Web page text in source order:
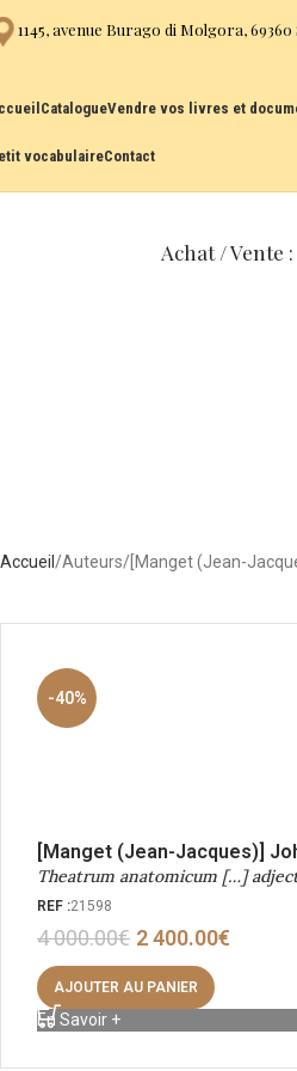
1145, avenue Burago di Molgora,
CatalogueVendre vos livres et
vocabulaireContact
Achat / Vente
Accueil Auteurs [Manget (Jean-
-40%
[Manget (Jean-Jacques)]
Theatrum anatomicum […]
REF :21598
4 000.00€ 2 400.00€
AJOUTER AU PANIER
En Savoir +